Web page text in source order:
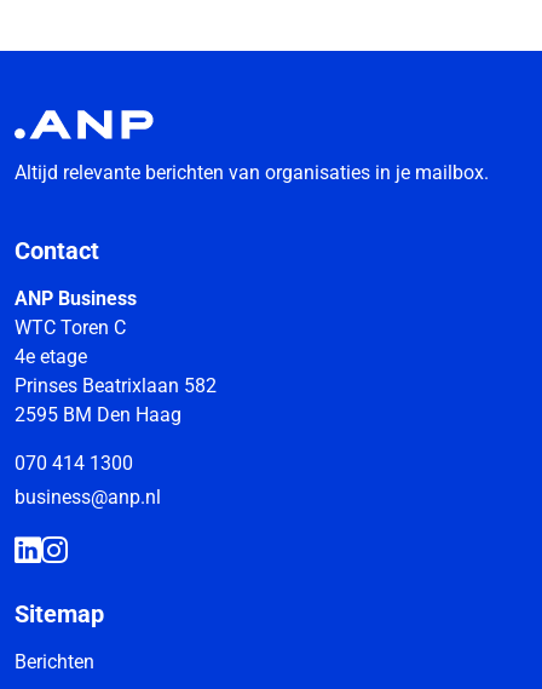
Altijd relevante berichten van organisaties in je mailbox.
Contact
ANP Business
WTC Toren C
4e etage
Prinses Beatrixlaan 582
2595 BM Den Haag
070 414 1300
business@anp.nl
Sitemap
Berichten